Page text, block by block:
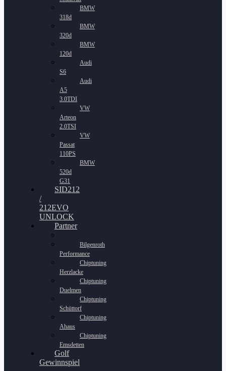
BMW
318d
BMW
320d
BMW
120d
Audi
S6
Audi
A5
3.0TDI
VW
Arteon
2.0TSI
VW
Passat
110PS
BMW
520d
G31
SID212
/
212EVO
UNLOCK
Partner
Bilgenroth
Performance
Chiptuning
Herzlacke
Chiptuning
Duelmen
Chiptuning
Schüttorf
Chiptuning
Ahaus
Chiptuning
Emsdetten
Golf
Gewinnspiel